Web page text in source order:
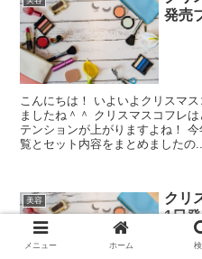
発売
こんにちは！ いよいよクリスマ
ましたね＾＾ クリスマスコフレ
テンションが上がりますよね！
覧とセット内容をまとめましたの...
美容
クリ
1日
メニュー ホーム